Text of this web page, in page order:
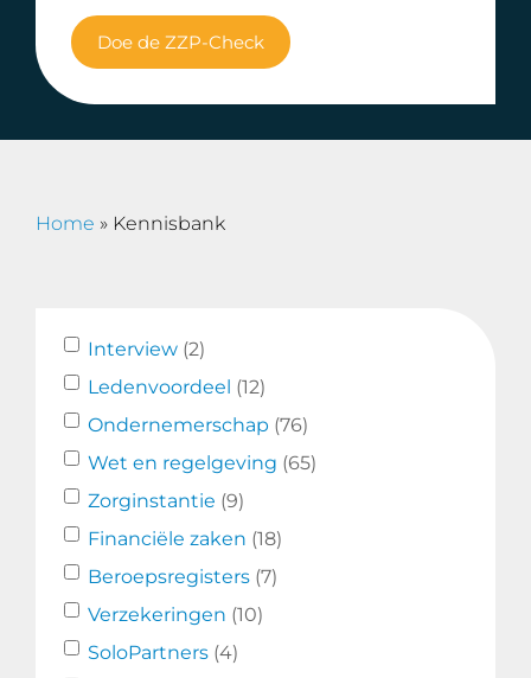
Doe de ZZP-Check
Home » Kennisbank
Interview (2)
Ledenvoordeel (12)
Ondernemerschap (76)
Wet en regelgeving (65)
Zorginstantie (9)
Financiële zaken (18)
Beroepsregisters (7)
Verzekeringen (10)
SoloPartners (4)